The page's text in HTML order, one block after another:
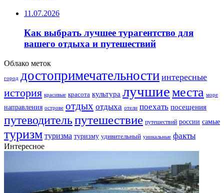
11.07.2026
Как выбрать лучшее турагентство для
вашего отдыха и путешествий
Облако меток
город достопримечательности интересные
история красивые красота культура лучшиеместа море
направления острове отдых отдыха отели поехать посещения
путеводительпутешествие путешествий россии самые
туризм туризма туризму удивительный уникальные факты
Интересное